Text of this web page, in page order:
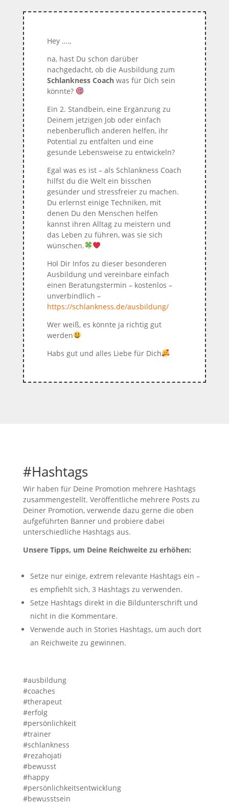
Hey ….,
na, hast Du schon darüber
nachgedacht, ob die Ausbildung zum
Schlankness Coachwas für Dich sein
könnte?
Ein 2. Standbein, eine Ergänzung zu
Deinem jetzigen Job oder einfach
nebenberuflich anderen helfen, ihr
Potential zu entfalten und eine
gesunde Lebensweise zu entwickeln?
Egal was es ist – als Schlankness Coach
hilfst du die Welt ein bisschen
gesünder und stressfreier zu machen.
Du erlernst einige Techniken, mit
denen Du den Menschen helfen
kannst ihren Alltag zu meistern und
das Leben zu führen, was sie sich
wünschen.
Hol Dir Infos zu dieser besonderen
Ausbildung und vereinbare einfach
einen Beratungstermin – kostenlos –
unverbindlich –
https://schlankness.de/ausbildung/
Wer weiß, es könnte ja richtig gut
werden
Habs gut und alles Liebe für Dich
#Hashtags
Wir haben für Deine Promotion mehrere Hashtags
zusammengestellt. Veröffentliche mehrere Posts zu
Deiner Promotion, verwende dazu gerne die oben
aufgeführten Banner und probiere dabei
unterschiedliche Hashtags aus.
Unsere Tipps, um Deine Reichweite zu erhöhen:
Setze nur einige, extrem relevante Hashtags ein –
es empfiehlt sich, 3 Hashtags zu verwenden.
Setze Hashtags direkt in die Bildunterschrift und
nicht in die Kommentare.
Verwende auch in Stories Hashtags, um auch dort
an Reichweite zu gewinnen.
#ausbildung
#coaches
#therapeut
#erfolg
#persönlichkeit
#trainer
#schlankness
#rezahojati
#bewusst
#happy
#persönlichkeitsentwicklung
#bewusstsein